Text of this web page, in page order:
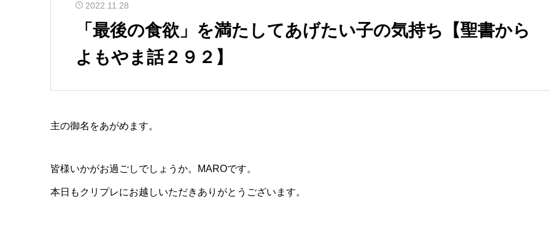
2022.11.28
「最後の食欲」を満たしてあげたい子の気持ち【聖書から
よもやま話２９２】
主の御名をあがめます。
皆様いかがお過ごしでしょうか。MAROです。
本日もクリプレにお越しいただきありがとうございます。